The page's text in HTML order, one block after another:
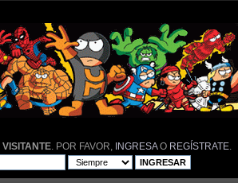
VISITANTE . POR FAVOR, INGRESAO REGÍSTRATE